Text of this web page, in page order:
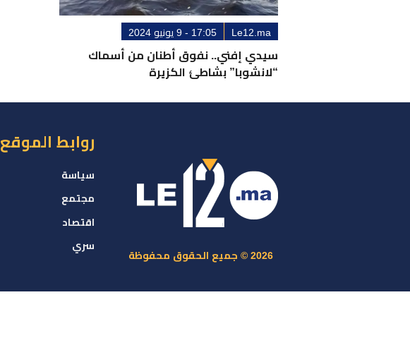
Le12.ma 17:05 - 9 يونيو 2024
سيدي إفني.. نفوق أطنان من أسماك
“لانشوبا” بشاطئ الكزيرة
2026 © جميع الحقوق محفوظة
روابط الموقع
سياسة
مجتمع
اقتصاد
سري